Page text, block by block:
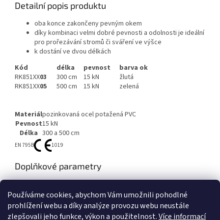
Používáme cookies, abychom Vám umožnili pohodlné
prohlížení webu a díky analýze provozu webu neustále
zlepšovali jeho funkce, výkon a použitelnost.Více informací
Detailní popis produktu
oba konce zakončeny pevným okem
díky kombinaci velmi dobré pevnosti a odolnosti je ideální
pro prořezávání stromů či sváření ve výšce
k dostání ve dvou délkách
Kód
délka pevnost
barva ok
RK851XX03 300 cm 15 kN
žlutá
RK851XX05 500 cm 15 kN zelená
Materiálpozinkovaná ocel potažená PVC
Pevnost15 kN
Délka 300 a 500 cm
EN 795B 1019
Doplňkové parametry
EAN: 8595033347595